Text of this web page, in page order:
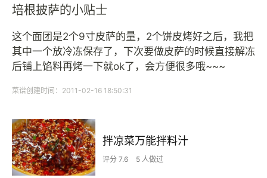
培根披萨的小贴士
这个面团是2个9寸皮萨的量，2个饼皮烤好之后，我把
其中一个放冷冻保存了，下次要做皮萨的时候直接解冻
后铺上馅料再烤一下就ok了，会方便很多哦~~~
菜谱创建时间：2011-02-16 18:50:31
拌凉菜万能拌料汁
评分 7.6 5 人做过